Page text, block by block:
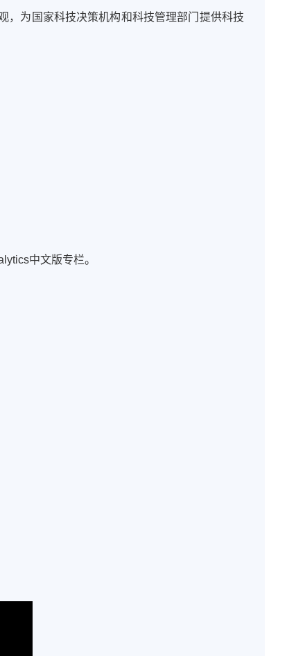
，为国家科技决策机构和科技管理部门提供科技
中文版专栏。